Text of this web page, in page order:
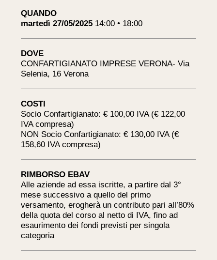
QUANDO
martedì 27/05/2025 14:00 • 18:00
DOVE
CONFARTIGIANATO IMPRESE VERONA- Via
Selenia, 16 Verona
COSTI
Socio Confartigianato: € 100,00 IVA (€ 122,00
IVA compresa)
NON Socio Confartigianato: € 130,00 IVA (€
158,60 IVA compresa)
RIMBORSO EBAV
Alle aziende ad essa iscritte, a partire dal 3°
mese successivo a quello del primo
versamento, erogherà un contributo pari all’80%
della quota del corso al netto di IVA, fino ad
esaurimento dei fondi previsti per singola
categoria